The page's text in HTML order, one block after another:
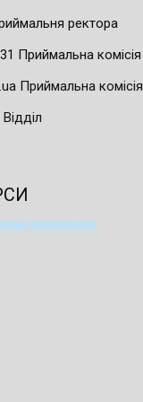
ректора
Приймальна комісія
Приймальна комісія